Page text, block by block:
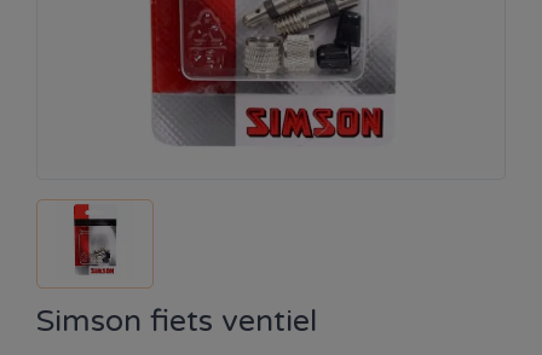
Simson fiets ventiel